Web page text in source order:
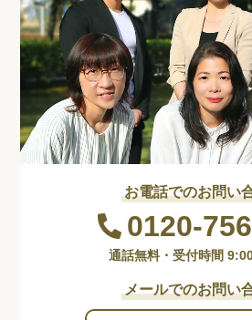
お電話でのお問い
0120-
通話無料・受付時間
メールでのお問い